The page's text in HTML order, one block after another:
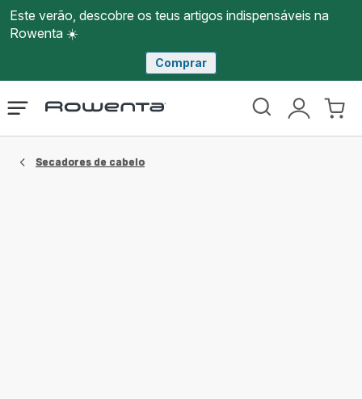
Este verão, descobre os teus artigos indispensáveis na
Rowenta ☀️
Comprar
Página
Rowenta
O
Abrir
Secadores de cabelo